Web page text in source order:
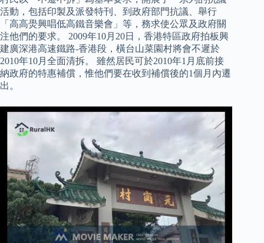
活動，包括印製及派發特刊、到政府部門抗議、舉行
「高高燢興唱低高鐵音樂會」等，務求使公眾及政府關
注他們的要求。 2009年10月20日，香港特區政府拍板興
建廣深港高速鐵路-香港段，橫台山菜園村將會不遲於
2010年10月全面清拆。 雖然居民可於2010年1月底前接
納政府的特惠補償，惟他們要在收到補償後的1個月內遷
出。